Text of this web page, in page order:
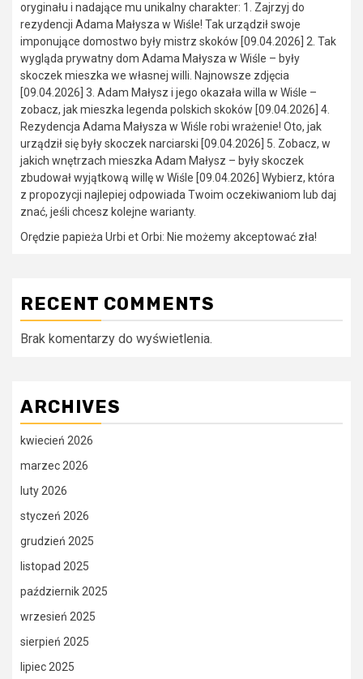
oryginału i nadające mu unikalny charakter: 1. Zajrzyj do
rezydencji Adama Małysza w Wiśle! Tak urządził swoje
imponujące domostwo były mistrz skoków [09.04.2026] 2. Tak
wygląda prywatny dom Adama Małysza w Wiśle – były
skoczek mieszka we własnej willi. Najnowsze zdjęcia
[09.04.2026] 3. Adam Małysz i jego okazała willa w Wiśle –
zobacz, jak mieszka legenda polskich skoków [09.04.2026] 4.
Rezydencja Adama Małysza w Wiśle robi wrażenie! Oto, jak
urządził się były skoczek narciarski [09.04.2026] 5. Zobacz, w
jakich wnętrzach mieszka Adam Małysz – były skoczek
zbudował wyjątkową willę w Wiśle [09.04.2026] Wybierz, która
z propozycji najlepiej odpowiada Twoim oczekiwaniom lub daj
znać, jeśli chcesz kolejne warianty.
Orędzie papieża Urbi et Orbi: Nie możemy akceptować zła!
RECENT COMMENTS
Brak komentarzy do wyświetlenia.
ARCHIVES
kwiecień 2026
marzec 2026
luty 2026
styczeń 2026
grudzień 2025
listopad 2025
październik 2025
wrzesień 2025
sierpień 2025
lipiec 2025